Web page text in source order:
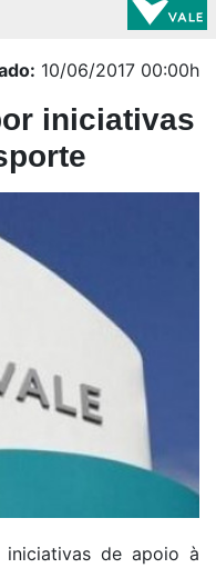
10/06/2017 00:00h
iniciativas
iniciativas de apoio à